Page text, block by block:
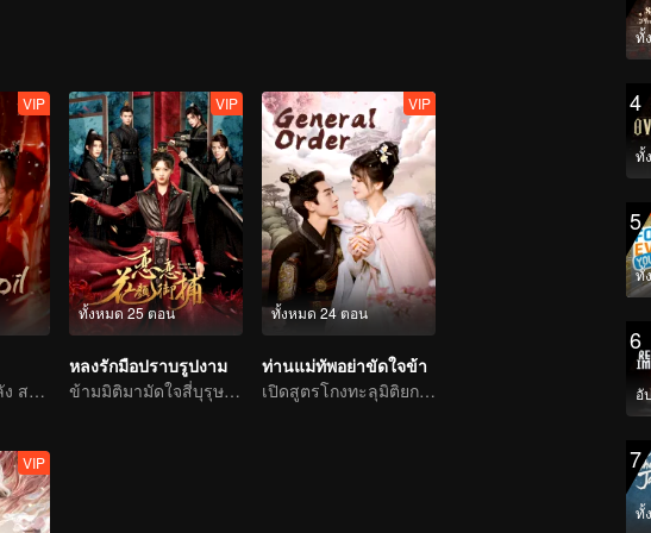
VIP
รักก่อนเกลียดทีหลัง สาว ๆ ผนึกกำลังแก้แค้น
ทั้งหมด 25 ตอน
VIP
หลงรักมือปราบรูปงาม
ข้ามมิติมามัดใจสี่บุรุษรูปงาม
ทั้งหมด 24 ตอน
VIP
ท่านแม่ทัพอย่าขัดใจข้า
เปิดสูตรโกงทะลุมิติยกทีม
VIP
ทั้
4
ทั้
5
ทั้
6
อั
7
ทั้